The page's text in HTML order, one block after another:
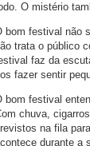
O mistério
bom festival não
trata o público
faz da
fazer sentir
bom festival
chuva,
na fila
durante a